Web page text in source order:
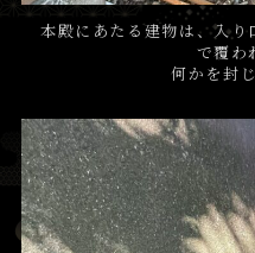
本殿にあたる建物は、入り
で覆わ
何かを封